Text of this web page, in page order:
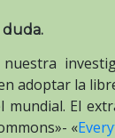
duda.
adoptar la
mundial. El
«